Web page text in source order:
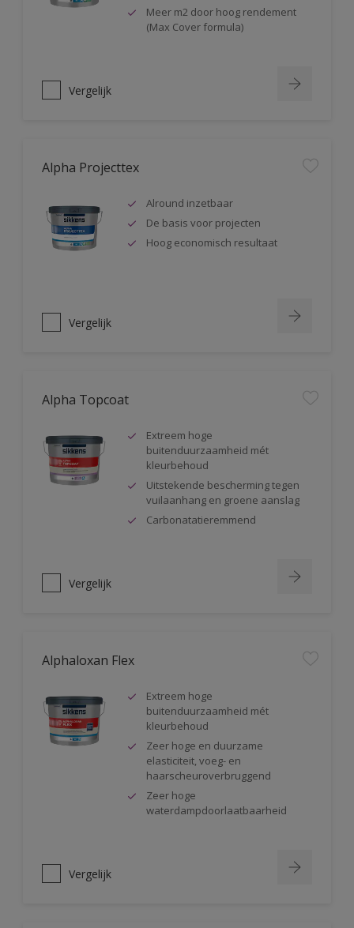
Meer m2 door hoog rendement
(Max Cover formula)
Vergelijk
Alpha Projecttex
Alround inzetbaar
De basis voor projecten
Hoog economisch resultaat
Vergelijk
Alpha Topcoat
Extreem hoge
buitenduurzaamheid mét
kleurbehoud
Uitstekende bescherming tegen
vuilaanhang en groene aanslag
Carbonatatieremmend
Vergelijk
Alphaloxan Flex
Extreem hoge
buitenduurzaamheid mét
kleurbehoud
Zeer hoge en duurzame
elasticiteit, voeg- en
haarscheuroverbruggend
Zeer hoge
waterdampdoorlaatbaarheid
Vergelijk